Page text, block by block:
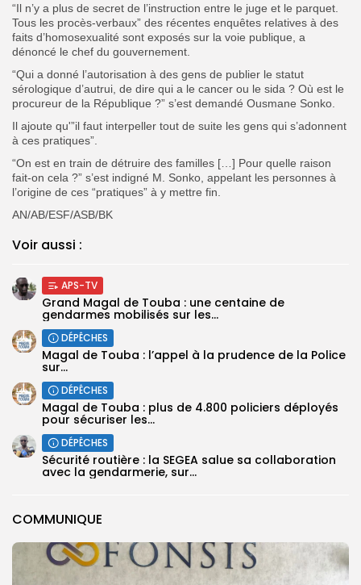
COMMUNIQUE
“Il n’y a plus de secret de l’instruction entre le juge et le parquet.
Tous les procès-verbaux” des récentes enquêtes relatives à des
faits d’homosexualité sont exposés sur la voie publique, a
dénoncé le chef du gouvernement.
“Qui a donné l’autorisation à des gens de publier le statut
sérologique d’autrui, de dire qui a le cancer ou le sida ? Où est le
procureur de la République ?” s’est demandé Ousmane Sonko.
Il ajoute qu'”il faut interpeller tout de suite les gens qui s’adonnent
à ces pratiques”.
“On est en train de détruire des familles […] Pour quelle raison
fait-on cela ?” s’est indigné M. Sonko, appelant les personnes à
l’origine de ces “pratiques” à y mettre fin.
AN/AB/ESF/ASB/BK
Voir aussi :
APS-TV
Grand Magal de Touba : une centaine de
gendarmes mobilisés sur les...
DÉPÊCHES
Magal de Touba : l’appel à la prudence de la Police
sur...
DÉPÊCHES
Magal de Touba : plus de 4.800 policiers déployés
pour sécuriser les...
DÉPÊCHES
Sécurité routière : la SEGEA salue sa collaboration
avec la gendarmerie, sur...